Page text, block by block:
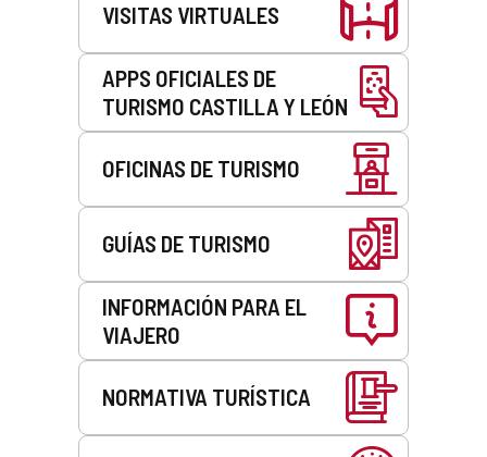
VISITAS VIRTUALES
APPS OFICIALES DE
TURISMO CASTILLA Y LEÓN
OFICINAS DE TURISMO
GUÍAS DE TURISMO
INFORMACIÓN PARA EL
VIAJERO
NORMATIVA TURÍSTICA